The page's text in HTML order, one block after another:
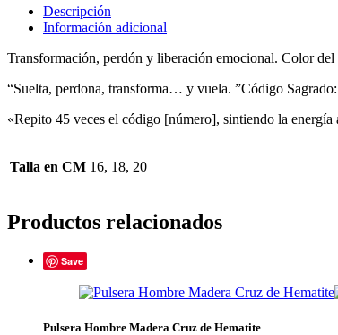
Descripción
Información adicional
Transformación, perdón y liberación emocional. Color
“Suelta, perdona, transforma… y vuela. ”Código
«Repito 45 veces el código [número], sintiendo la
Talla en CM 16, 18, 20
Productos relacionados
Save
Pulsera Hombre Madera Cruz de Hematite